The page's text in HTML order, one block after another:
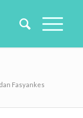
Fasyankes